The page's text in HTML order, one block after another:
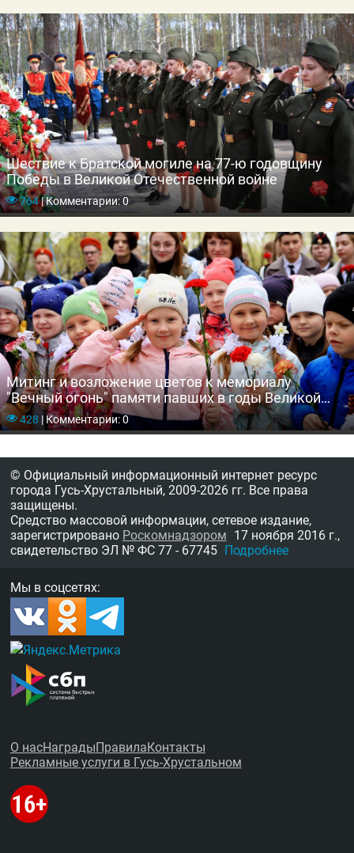
Шествие к Братской могиле на 77-ю годовщину
Победы в Великой Отечественной войне
764|Комментарии: 0
Митинг и возложение цветов к мемориалу
"Вечный огонь" памяти павших в годы Великой
Отечественной войны
428 |Комментарии: 0
© Официальный информационный интернет ресурс
города Гусь-Хрустальный, 2009-2026 гг. Все права
защищены.
Средство массовой информации, сетевое издание,
зарегистрировано Роскомнадзором 17 ноября 2016 г.,
свидетельство ЭЛ № ФС 77 - 67745 Подробнее
Мы в соцсетях:
О насНаградыПравилаКонтакты
Рекламные услуги в Гусь-Хрустальном